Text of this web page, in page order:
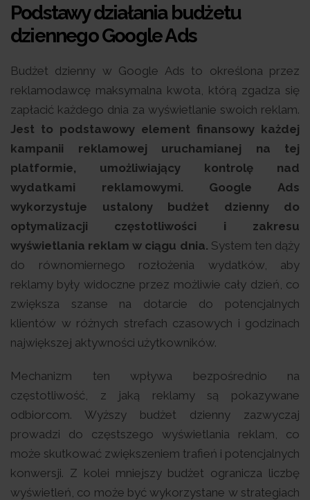
Podstawy działania budżetu
dziennego Google Ads
Budżet dzienny w Google Ads to określona przez
reklamodawcę maksymalna kwota, którą zgadza się
zapłacić każdego dnia za wyświetlanie swoich reklam.
Jest to podstawowy element finansowy każdej
kampanii reklamowej uruchamianej na tej
platformie, umożliwiający kontrolę nad
wydatkami reklamowymi. Google Ads
wykorzystuje ustalony budżet dzienny do
optymalizacji częstotliwości i zakresu
wyświetlania reklam w ciągu dnia. System ten dąży
do równomiernego rozłożenia wydatków, aby
reklamy były widoczne przez możliwie cały dzień, co
zwiększa szanse na dotarcie do potencjalnych
klientów w różnych strefach czasowych i godzinach
największej aktywności użytkowników.
Mechanizm ten wpływa bezpośrednio na
częstotliwość, z jaką reklamy są pokazywane
odbiorcom. Wyższy budżet dzienny zazwyczaj
prowadzi do częstszego wyświetlania reklam, co
może skutkować zwiększeniem trafień i potencjalnych
konwersji. Z kolei mniejszy budżet ogranicza liczbę
wyświetleń, co może być wykorzystane w strategiach